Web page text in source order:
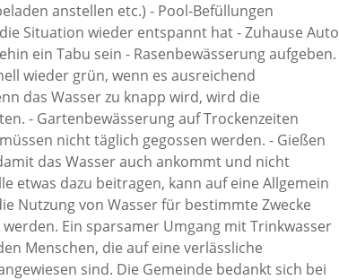
anstellen etc.) - Pool-Befüllungen
Situation wieder entspannt hat - Zuhause Auto
ein Tabu sein - Rasenbewässerung aufgeben.
wieder grün, wenn es ausreichend
das Wasser zu knapp wird, wird die
- Gartenbewässerung auf Trockenzeiten
nicht täglich gegossen werden. - Gießen
das Wasser auch ankommt und nicht
etwas dazu beitragen, kann auf eine Allgemein
Nutzung von Wasser für bestimmte Zwecke
Ein sparsamer Umgang mit Trinkwasser
Menschen, die auf eine verlässliche
sind. Die Gemeinde bedankt sich bei